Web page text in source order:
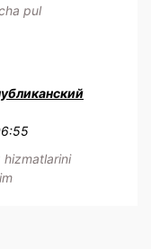
pul
hizmatlarini